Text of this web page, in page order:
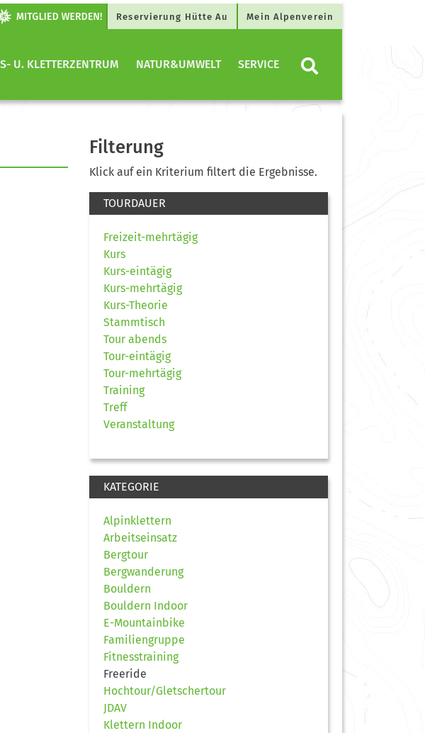
Reservierung Hütte Au Mein Alpenverein
U. KLETTERZENTRUM NATUR&UMWELT SERVICE
Filterung
Klick auf ein Kriterium filtert die Ergebnisse.
TOURDAUER
Freizeit-mehrtägig
Kurs
Kurs-eintägig
Kurs-mehrtägig
Kurs-Theorie
Stammtisch
Tour abends
Tour-eintägig
Tour-mehrtägig
Training
Treff
Veranstaltung
KATEGORIE
Alpinklettern
Arbeitseinsatz
Bergtour
Bergwanderung
Bouldern
Bouldern Indoor
E-Mountainbike
Familiengruppe
Fitnesstraining
Freeride
Hochtour/Gletschertour
JDAV
Klettern Indoor